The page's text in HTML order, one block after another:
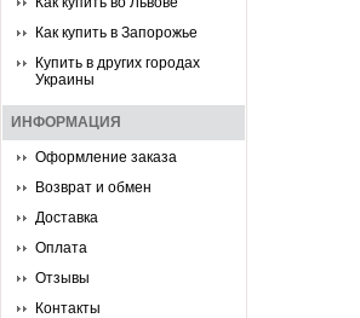
Как купить в Запорожье
Купить в других городах
Украины
ИНФОРМАЦИЯ
Оформление заказа
Возврат и обмен
Доставка
Оплата
Отзывы
Контакты